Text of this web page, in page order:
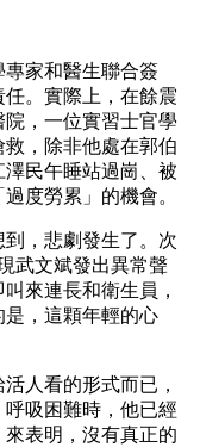
家和醫生聯合簽
。實際上，在餘震
，一位實習士官學
救，除非他處在郭伯
民午睡站過崗、被
度勞累」的機會。
，悲劇發生了。次
武文斌發出異常聲
來連長和衛生員，
，這顆年輕的心
人看的形式而已，
呼吸困難時，他已經
表明，沒有真正的